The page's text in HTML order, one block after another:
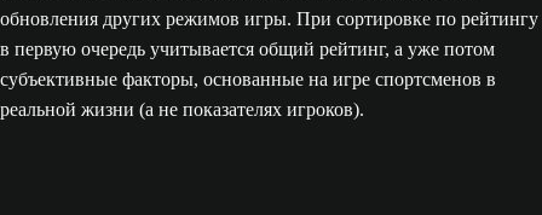
обновления других режимов игры. При сортировке по рейтингу
в первую очередь учитывается общий рейтинг, а уже потом
субъективные факторы, основанные на игре спортсменов в
реальной жизни (а не показателях игроков).